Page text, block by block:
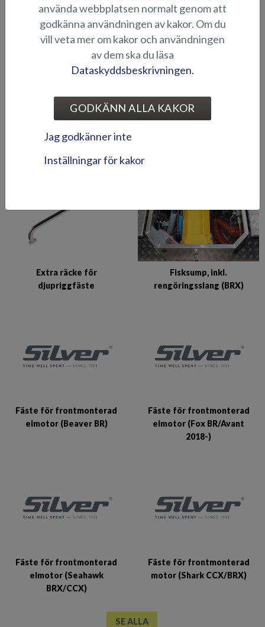
FISKEUTRUSTNING
Djupriggfäste (BRX/CCX)
Extra räcke för
djupriggfäste
Fisksump, inkl.
rengöringsslang (BRX)
Fäste för frontmonterad
elmotor (Beaver BR)
Fäste för frontmonterad
elmotor (Fox BR/Avant
2018-)
Fäste för frontmonterad
elmotor (Seahawk
BRX/CCX)
Fäste för frontmonterad
motor (Shark CCX/BRX)
SE ALLA
använda webbplatsen normalt genom att
godkänna användningen av kakor. Om du
vill veta mer om kakor och användningen
av dem ska du läsa
Dataskyddsbeskrivningen.
GODKÄNN ALLA KAKOR
Jag godkänner inte
Inställningar för kakor